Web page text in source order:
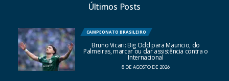
Últimos Posts
CAMPEONATO BRASILEIRO
Bruno Vicari: Big Odd para Mauricio, do
Palmeiras, marcar ou dar assistência contra o
Internacional
8 DE AGOSTO DE 2026